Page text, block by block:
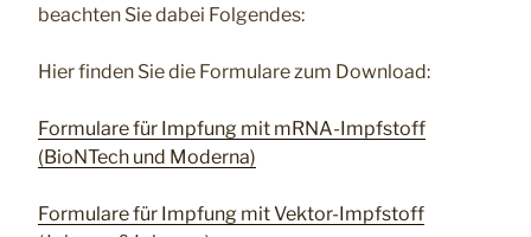
beachten Sie dabei Folgendes:
Hier finden Sie die Formulare zum Download:
Formulare für Impfung mit mRNA-Impfstoff
(BioNTech und Moderna)
Formulare für Impfung mit Vektor-Impfstoff